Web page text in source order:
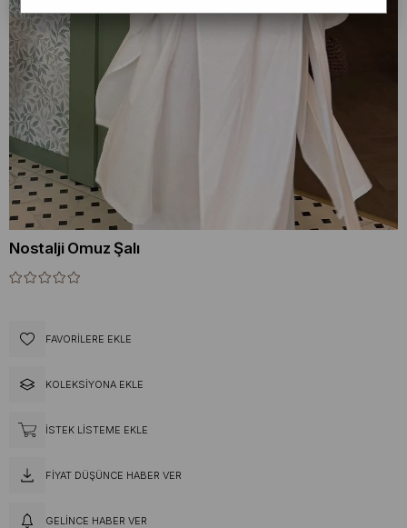
Nostalji Omuz Şalı
FAVORILERE EKLE
KOLEKSIYONA EKLE
İSTEK LISTEME EKLE
FIYAT DÜŞÜNCE HABER VER
GELINCE HABER VER